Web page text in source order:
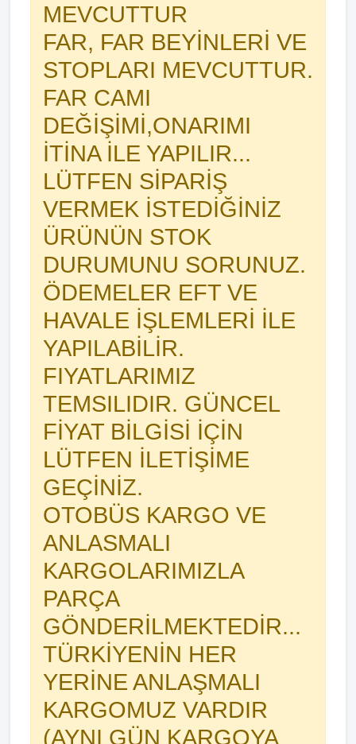
MEVCUTTUR
FAR, FAR BEYİNLERİ VE
STOPLARI MEVCUTTUR.
FAR CAMI
DEĞİŞİMİ,ONARIMI
İTİNA İLE YAPILIR...
LÜTFEN SİPARİŞ
VERMEK İSTEDİĞİNİZ
ÜRÜNÜN STOK
DURUMUNU SORUNUZ.
ÖDEMELER EFT VE
HAVALE İŞLEMLERİ İLE
YAPILABİLİR.
FIYATLARIMIZ
TEMSILIDIR. GÜNCEL
FİYAT BİLGİSİ İÇİN
LÜTFEN İLETİŞİME
GEÇİNİZ.
OTOBÜS KARGO VE
ANLASMALI
KARGOLARIMIZLA
PARÇA
GÖNDERİLMEKTEDİR...
TÜRKİYENİN HER
YERİNE ANLAŞMALI
KARGOMUZ VARDIR
(AYNI GÜN KARGOYA